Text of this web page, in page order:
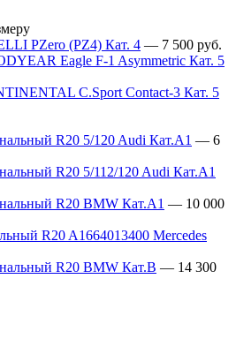
PZero (PZ4) Кат. 4 — 7 500 руб.
Eagle F-1 Asymmetric Кат. 5
C.Sport Contact-3 Кат. 5
R20 5/120 Audi Кат.А1 — 6
R20 5/112/120 Audi Кат.А1
R20 BMW Кат.А1 — 10 000
R20 A1664013400 Mercedes
R20 BMW Кат.В — 14 300